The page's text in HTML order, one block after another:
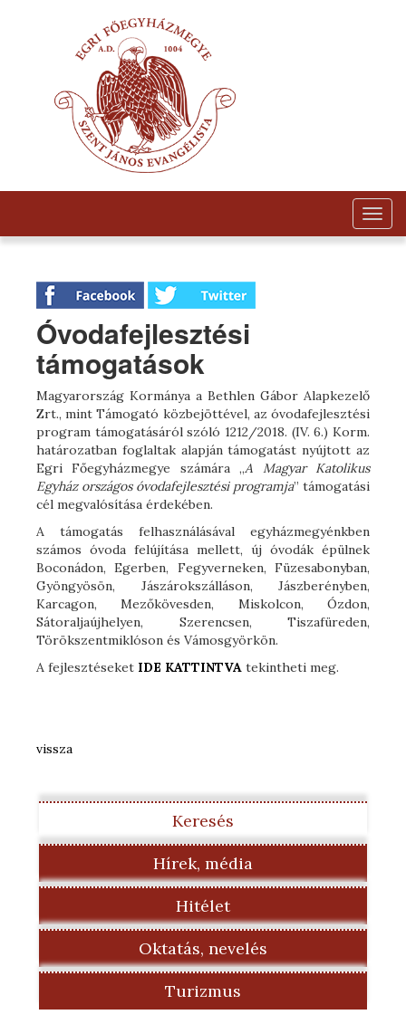
Óvodafejlesztési
támogatások
Magyarország Kormánya a Bethlen Gábor Alapkezelő
Zrt., mint Támogató közbejöttével, az óvodafejlesztési
program támogatásáról szóló 1212/2018. (IV. 6.) Korm.
határozatban foglaltak alapján támogatást nyújtott az
Egri Főegyházmegye számára „A Magyar Katolikus
Egyház országos óvodafejlesztési programja” támogatási
cél megvalósítása érdekében.
A támogatás felhasználásával egyházmegyénkben
számos óvoda felújítása mellett, új óvodák épülnek
Boconádon,Egerben, Fegyverneken,Füzesabonyban,
Gyöngyösön, Jászárokszálláson, Jászberényben,
Karcagon,Mezőkövesden, Miskolcon,Ózdon,
Sátoraljaújhelyen, Szerencsen, Tiszafüreden,
Törökszentmiklóson és Vámosgyörkön.
A fejlesztéseket IDE KATTINTVA tekintheti meg.
vissza
Keresés
Hírek, média
Hitélet
Oktatás, nevelés
Turizmus